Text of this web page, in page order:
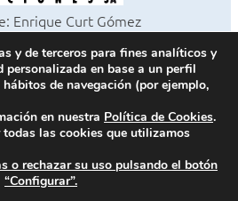
Enrique Curt Gómez
Cocinas y Baños
derechos reservados
08008 Barcelona -
933 183 505
de cookies
y de terceros para fines analíticos y
en base a un perfil
de navegación (por ejemplo,
en nuestra Política de Cookies.
las cookies que utilizamos
o rechazar su uso pulsando el botón
“Configurar”.